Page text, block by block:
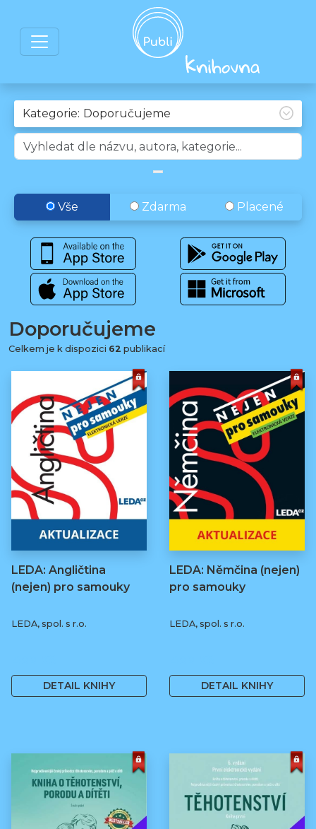
Kategorie:
Vše Zdarma Placené
Doporučujeme
Celkem je k dispozici 62 publikací
LEDA: Angličtina
(nejen) pro samouky
LEDA, spol. s r.o.
DETAIL KNIHY
LEDA: Němčina (nejen)
pro samouky
LEDA, spol. s r.o.
DETAIL KNIHY